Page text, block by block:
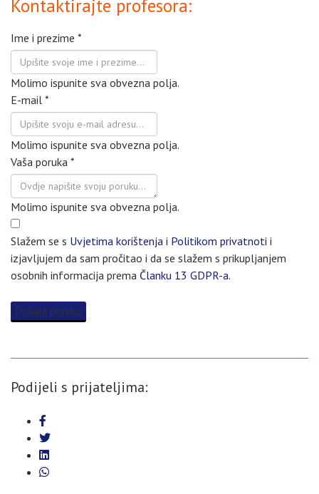
Kontaktirajte profesora:
Ime i prezime *
Molimo ispunite sva obvezna polja.
E-mail *
Molimo ispunite sva obvezna polja.
Vaša poruka *
Molimo ispunite sva obvezna polja.
Slažem se s Uvjetima korištenja i Politikom privatnoti i
izjavljujem da sam pročitao i da se slažem s prikupljanjem
osobnih informacija prema Članku 13 GDPR-a.
Pošalji poruku
Podijeli s prijateljima: